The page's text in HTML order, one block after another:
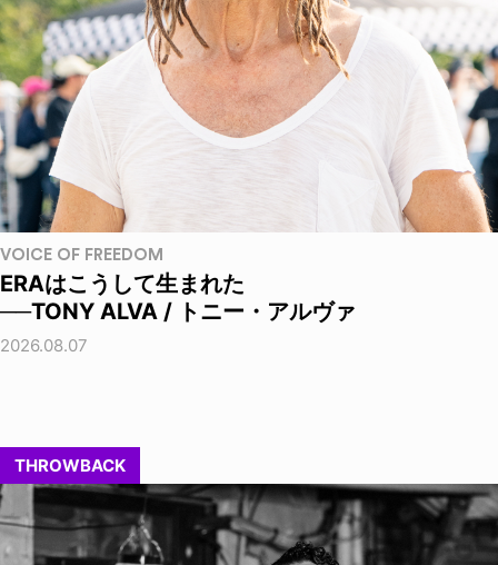
VOICE OF FREEDOM
ERAはこうして生まれた
──TONY ALVA / トニー・アルヴァ
2026.08.07
THROWBACK